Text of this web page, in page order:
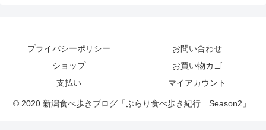
プライバシーポリシー
お問い合わせ
ショップ
お買い物カゴ
支払い
マイアカウント
© 2020 新潟食べ歩きブログ「ぶらり食べ歩き紀行 Season2」.